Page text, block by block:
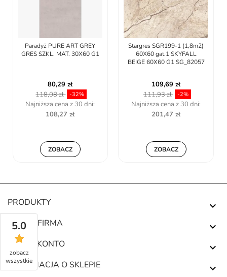
Paradyż PURE ART GREY
GRES SZKL. MAT. 30X60 G1
80,29 zł
118,08 zł -32%
Najniższa cena z 30 dni:
108,27 zł
ZOBACZ
Stargres SGR199-1 (1,8m2)
60X60 gat.1 SKYFALL
BEIGE 60X60 G1 SG_82057
109,69 zł
111,93 zł
-2%
Najniższa cena z 30 dni:
201,47 zł
ZOBACZ
PRODUKTY 
NASZA FIRMA 
TWOJE KONTO 
INFORMACJA O SKLEPIE 
5.0
zobacz
wszystkie